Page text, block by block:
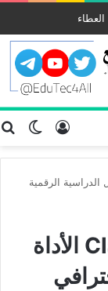
تسجيل
الدراسية الرقمية
كلاس بوينت Class Point الأداة